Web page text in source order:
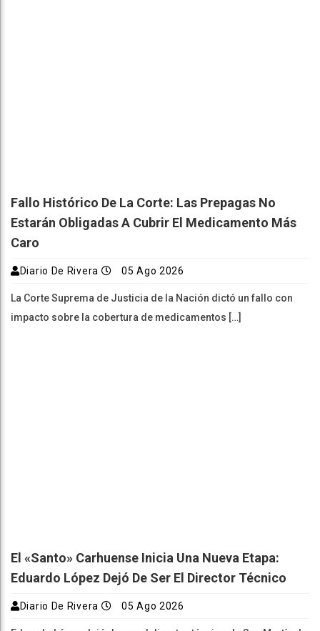
Fallo Histórico De La Corte: Las Prepagas No
Estarán Obligadas A Cubrir El Medicamento Más
Caro
Diario De Rivera 05 Ago 2026
La Corte Suprema de Justicia de la Nación dictó un fallo con
impacto sobre la cobertura de medicamentos […]
El «Santo» Carhuense Inicia Una Nueva Etapa:
Eduardo López Dejó De Ser El Director Técnico
Diario De Rivera 05 Ago 2026